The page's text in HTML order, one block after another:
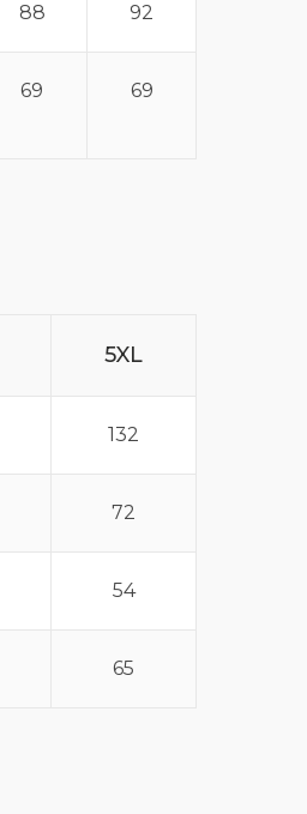
88 92
69 69
5XL
132
72
54
65